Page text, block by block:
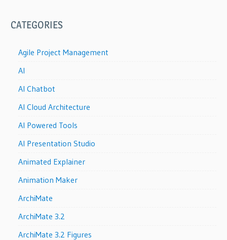
CATEGORIES
Agile Project Management
AI
AI Chatbot
AI Cloud Architecture
AI Powered Tools
AI Presentation Studio
Animated Explainer
Animation Maker
ArchiMate
ArchiMate 3.2
ArchiMate 3.2 Figures